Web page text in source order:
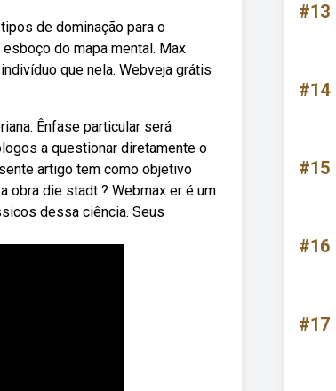
de dominação para o
do mapa mental. Max
que nela. Webveja grátis
Ênfase particular será
a questionar diretamente o
artigo tem como objetivo
obra die stadt ? Webmax er é um
dessa ciência. Seus
#13
#14
#15
#16
#17